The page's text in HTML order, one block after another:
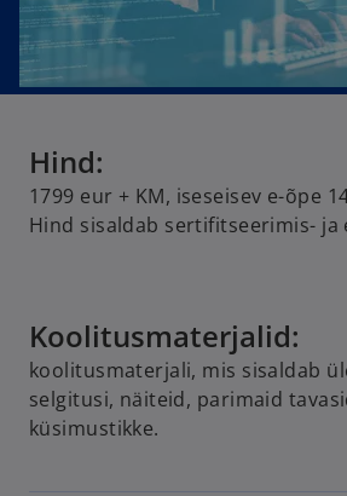
Hind:
1799 eur + KM, iseseisev e-õpe
Hind sisaldab sertifitseerimis- ja
Koolitusmaterjalid:
koolitusmaterjali, mis sisaldab
selgitusi, näiteid, parimaid
küsimustikke.